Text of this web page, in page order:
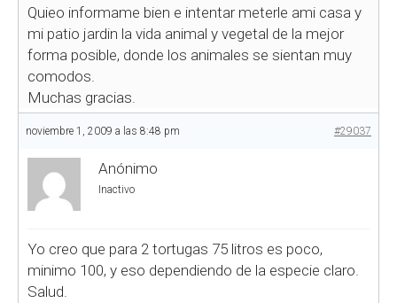
Quieo informame bien e intentar meterle ami casa y
mi patio jardin la vida animal y vegetal de la mejor
forma posible, donde los animales se sientan muy
comodos.
Muchas gracias.
noviembre 1, 2009 a las 8:48 pm #29037
Anónimo
Inactivo
Yo creo que para 2 tortugas 75 litros es poco,
minimo 100, y eso dependiendo de la especie claro.
Salud.